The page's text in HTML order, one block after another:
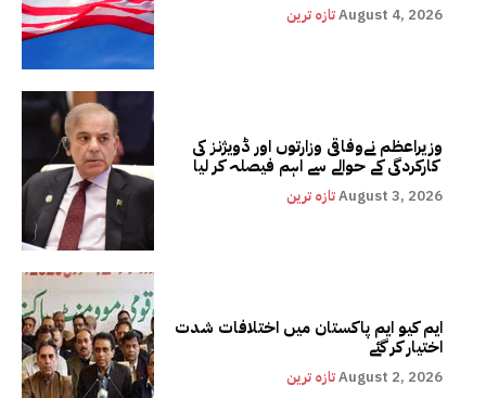
تازہ ترینAugust 4, 2026
وزیراعظم نےوفاقی وزارتوں اور ڈویژنز کی
کارکردگی کے حوالے سے اہم فیصلہ کر لیا
تازہ ترینAugust 3, 2026
ایم کیو ایم پاکستان میں اختلافات شدت
اختیار کر گئے
تازہ ترینAugust 2, 2026